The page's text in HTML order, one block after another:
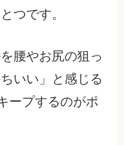
つです。
腰やお尻の狙っ
いい」と感じる
ープするのがポ